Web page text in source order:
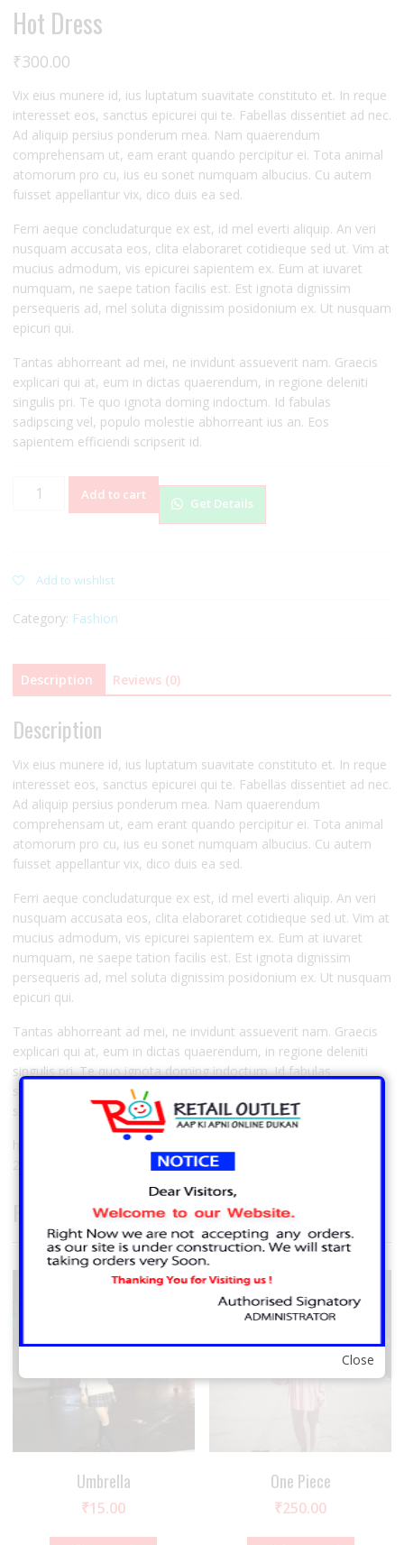
Hot Dress
₹300.00
Vix eius munere id, ius luptatum suavitate constituto et. In reque
interesset eos, sanctus epicurei qui te. Fabellas dissentiet ad nec.
Ad aliquip persius ponderum mea. Nam quaerendum
comprehensam ut, eam erant quando percipitur ei. Tota animal
atomorum pro cu, ius eu sonet numquam albucius. Cu autem
fuisset appellantur vix, dico duis ea sed.
Ferri aeque concludaturque ex est, id mel everti aliquip. An veri
nusquam accusata eos, clita elaboraret cotidieque sed ut. Vim at
mucius admodum, vis epicurei sapientem ex. Eum at iuvaret
numquam, ne saepe tation facilis est. Est ignota dignissim
persequeris ad, mel soluta dignissim posidonium ex. Ut nusquam
epicuri qui.
Tantas abhorreant ad mei, ne invidunt assueverit nam. Graecis
explicari qui at, eum in dictas quaerendum, in regione deleniti
singulis pri. Te quo ignota doming indoctum. Id fabulas
sadipscing vel, populo molestie abhorreant ius an. Eos
sapientem efficiendi scripserit id.
Add to cart
Get Details
Add to wishlist
Category: Fashion
Description Reviews (0)
Description
Vix eius munere id, ius luptatum suavitate constituto et. In reque
interesset eos, sanctus epicurei qui te. Fabellas dissentiet ad nec.
Ad aliquip persius ponderum mea. Nam quaerendum
comprehensam ut, eam erant quando percipitur ei. Tota animal
atomorum pro cu, ius eu sonet numquam albucius. Cu autem
fuisset appellantur vix, dico duis ea sed.
Ferri aeque concludaturque ex est, id mel everti aliquip. An veri
nusquam accusata eos, clita elaboraret cotidieque sed ut. Vim at
mucius admodum, vis epicurei sapientem ex. Eum at iuvaret
numquam, ne saepe tation facilis est. Est ignota dignissim
persequeris ad, mel soluta dignissim posidonium ex. Ut nusquam
epicuri qui.
Tantas abhorreant ad mei, ne invidunt assueverit nam. Graecis
explicari qui at, eum in dictas quaerendum, in regione deleniti
singulis pri. Te quo ignota doming indoctum. Id fabulas
sadipscing vel, populo molestie abhorreant ius an. Eos
sapientem efficiendi scripserit id.
https://pixabay.com/en/female-woman-pin-up-young-sexy-
2191499/
Related products
Umbrella
₹15.00
One Piece
₹250.00
Close